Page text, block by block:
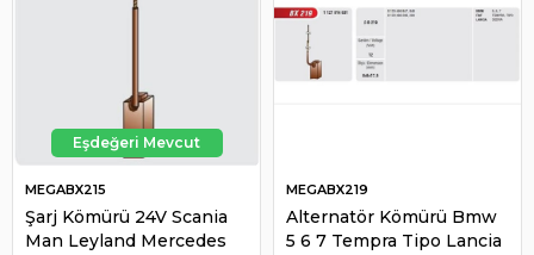
Şarj Kömürü 24V Scania
Man Leyland Mercedes
MEGABX215
Alternatör Kömürü Bmw
5 6 7 Tempra Tipo Lancia
MEGABX219